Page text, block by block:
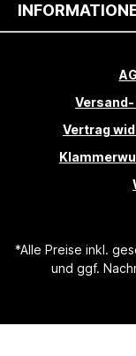
Vertrag
*Alle Preise inkl.
und ggf.